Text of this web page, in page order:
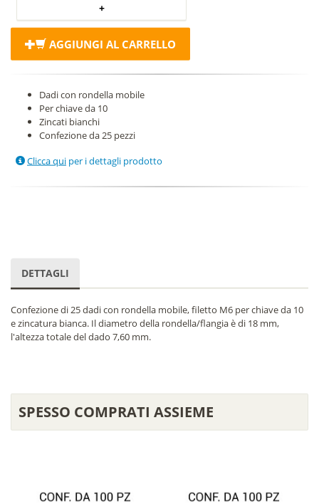
AGGIUNGI AL CARRELLO
Dadi con rondella mobile
Per chiave da 10
Zincati bianchi
Confezione da 25 pezzi
Clicca qui per i dettagli prodotto
DETTAGLI
Confezione di 25 dadi con rondella mobile, filetto M6 per chiave da 10
e zincatura bianca. Il diametro della rondella/flangia è di 18 mm,
l'altezza totale del dado 7,60 mm.
SPESSO COMPRATI ASSIEME